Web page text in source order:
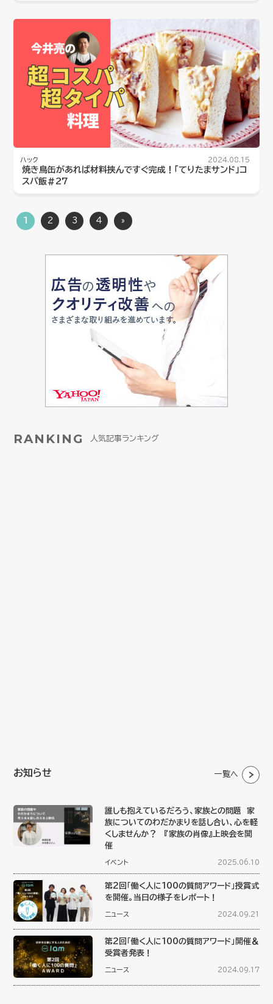
ハック 2024.08.15
焼き鳥缶があれば材料挟んですぐ完成！「てりたまサンド」コ
スパ飯#27
1 2 3 4 »
RANKING 人気記事ランキング
お知らせ 一覧へ
誰しも抱えているだろう、家族との問題 家
族についてのわだかまりを話し合い、心を軽
くしませんか？ 『家族の肖像』上映会を開
催
イベント 2025.06.10
第2回「働く人に100の質問アワード」授賞式
を開催。当日の様子をレポート！
ニュース 2024.09.21
第2回「働く人に100の質問アワード」開催＆
受賞者発表！
ニュース 2024.09.17